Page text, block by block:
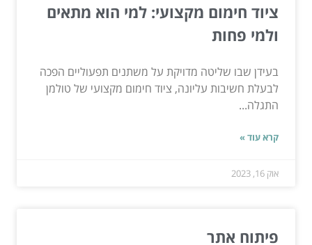
ציוד חימום מקצועי: למי הוא מתאים
ולמי פחות
בעידן שבו שליטה מדויקת על משתנים תפעוליים הפכה
לבעלת חשיבות עליונה, ציוד חימום מקצועי של טולמן
התגלה...
קרא עוד »
אוק 16, 2023
פיתוח אתר